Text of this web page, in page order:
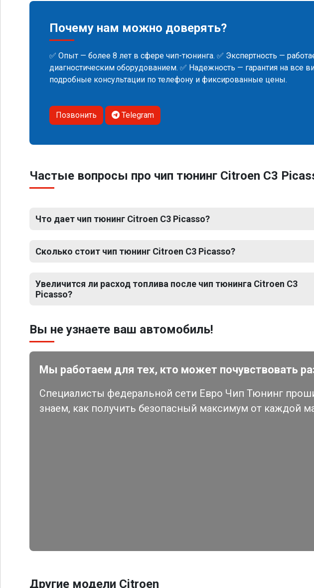
Почему нам можно доверять?
✅ Опыт — более 8 лет в сфере чип-тюнинга. ✅ Экспертность —
диагностическим оборудованием. ✅ Надежность — гарантия на все
подробные консультации по телефону и фиксированные цены.
Позвонить Telegram
Частые вопросы про чип тюнинг Citroen C3
Что дает чип тюнинг Citroen C3 Picasso?
Сколько стоит чип тюнинг Citroen C3 Picasso?
Увеличится ли расход топлива после чип тюнинга Citroen C3
Picasso?
Вы не узнаете ваш автомобиль!
Мы работаем для тех, кто может почувствовать
Специалисты федеральной сети Евро Чип Тюнинг
знаем, как получить безопасный максимум от каждой
Другие модели Citroen